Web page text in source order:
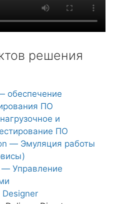
решения
обеспечение
ПО
и
ПО
— Эмуляция работы
— Управление